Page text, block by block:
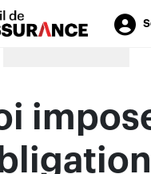
Merci à nos annonceurs